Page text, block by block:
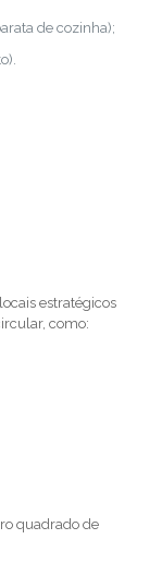
de cozinha);
estratégicos
como:
quadrado de